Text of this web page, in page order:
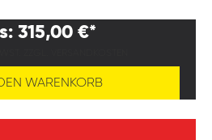
315,00 €*
WARENKORB